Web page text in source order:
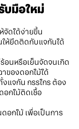
บมือใหม่
จัดได้ง่ายขึ้น
ให้ยึดติดกับแจกันได้
นหรือเย็นจัดจนเกิด
ของดอกไม้ได้
แจกัน กรรไกร ต้อง
อกไม้ติดเชื้อ
อกไม้ เพื่อเป็นการ